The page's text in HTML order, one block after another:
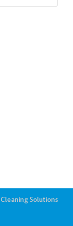
Cleaning Solutions